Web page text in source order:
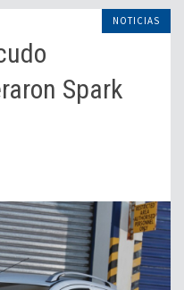
NOTICIAS
Spark